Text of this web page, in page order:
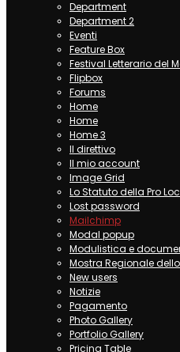
Department
Department 2
Eventi
Feature Box
Festival Letterario del
Flipbox
Forums
Home
Home
Home 3
Il direttivo
Il mio account
Image Grid
Lo Statuto della Pro
Lost password
Mailchimp
Modal popup
Modulistica e
Mostra Regionale
New users
Notizie
Pagamento
Photo Gallery
Portfolio Gallery
Pricing Table